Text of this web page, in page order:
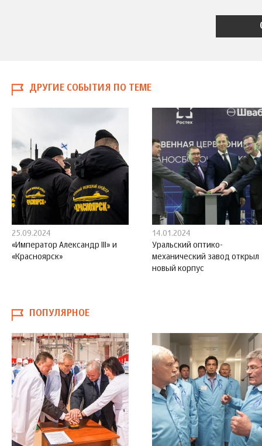
ДРУГИЕ СОБЫТИЯ ПО ТЕМЕ
25.09.2024
«Император Александр III» и
«Красноярск»
14.01.2024
Уральский оптико-
механический завод открыл
новый корпус
ПОПУЛЯРНОЕ